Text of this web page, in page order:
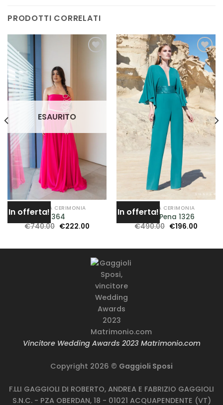
PRODOTTI CORRELATI
In offerta!
DESIDERI
ESAURITO
ABITI DA CERIMONIA
1364
€740.00 Il
€740.00.
€222.00Il
€222.00.
In offerta!
AGGIUNGI
ALLA TUA
LISTA DEI
DESIDERI
ABITI DA CERIMONIA
Sonia Pena 1326
€490.00 Il
€490.00.
€196.00Il
Vincitore Wedding Awards 2023 Matrimonio.com
Copyright 2026 © Gaggioli Sposi
F.LLI GAGGIOLI DI ROBERTO, ANDREA E FABRIZIO GAGGIOLI
S.N.C. - PZA OBERDAN, 18 - 01021 ACQUAPENDENTE (VT)